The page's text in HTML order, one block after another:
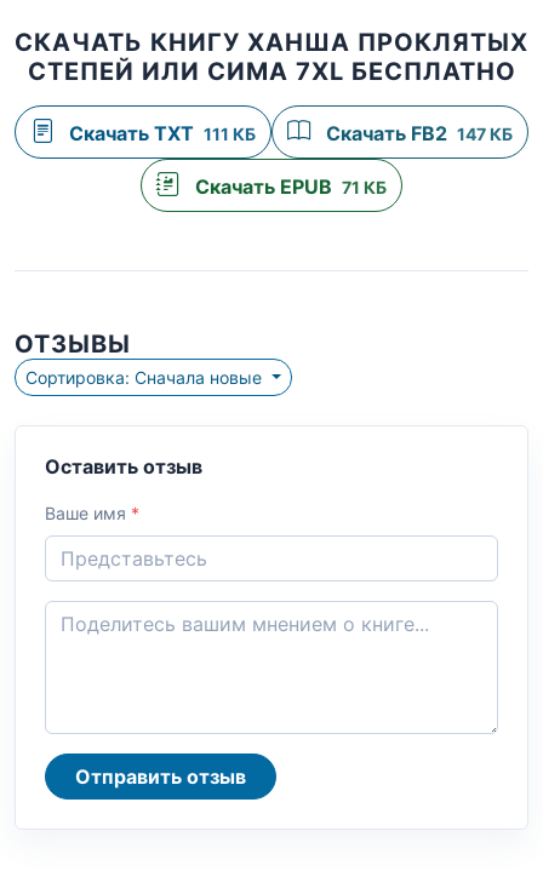
СКАЧАТЬ КНИГУ ХАНША ПРОКЛЯТЫХ
СТЕПЕЙ ИЛИ СИМА 7XL БЕСПЛАТНО
Скачать TXT 111 КБ Скачать FB2 147 КБ
Скачать EPUB 71 КБ
ОТЗЫВЫ
Сортировка: Сначала новые
Оставить отзыв
Ваше имя *
Отправить отзыв